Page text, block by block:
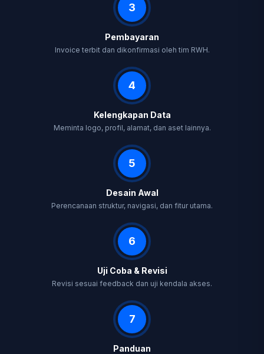
3
Pembayaran
Invoice terbit dan dikonfirmasi oleh tim RWH.
4
Kelengkapan Data
Meminta logo, profil, alamat, dan aset lainnya.
5
Desain Awal
Perencanaan struktur, navigasi, dan fitur utama.
6
Uji Coba & Revisi
Revisi sesuai feedback dan uji kendala akses.
7
Panduan